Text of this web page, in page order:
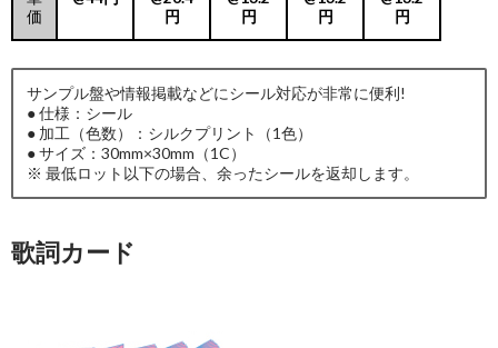
価
円
円
円
円
サンプル盤や情報掲載などにシール対応が非常に便利!
● 仕様：シール
● 加工（色数）：シルクプリント（1色）
● サイズ：30mm×30mm（1C）
※ 最低ロット以下の場合、余ったシールを返却します。
歌詞カード